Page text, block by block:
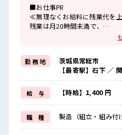
■お仕事PR
≪無理なくお給料に残業代を
残業は月20時間未満で、
派手過ぎなければ髪型や髪色
(規定有)制服があると毎日の
≪未経験OKの仕事≫
新しいことにチャレンジする
しっかり働く環境が整っていま
イチからスキルUP・ステップ
≪様々なお仕事をご提案≫
一人で悩まず気軽に相談でき
派遣のお仕事です！
勤 務 地
茨城県常総市
【最寄駅】石下 ／
給 与 【時給】1,400 円
職 種 製造（組立・組み付